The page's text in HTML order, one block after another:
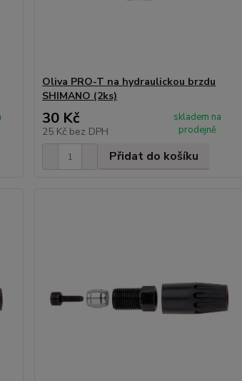
Oliva PRO-T na hydraulickou brzdu
SHIMANO (2ks)
30 Kč
25 Kč bez DPH
skladem na
prodejně
Přidat do košíku